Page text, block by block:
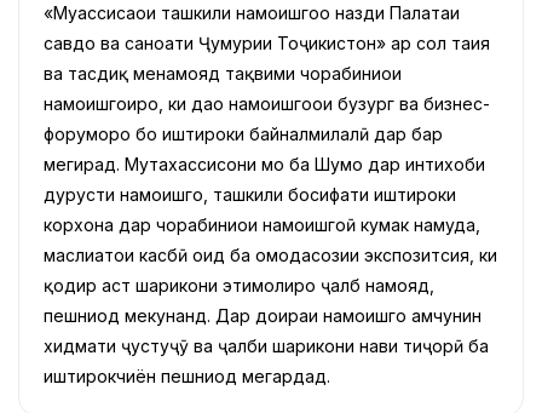
«Муассисаҳои ташкили намоишгоҳҳо назди Палатаи
савдо ва саноати Ҷумҳурии Тоҷикистон» ҳар сол таҳия
ва тасдиқ менамояд тақвими чорабиниҳои
намоишгоҳиро, ки даҳҳо намоишгоҳҳои бузург ва бизнес-
форумҳоро бо иштироки байналмилалӣ дар бар
мегирад. Мутахассисони мо ба Шумо дар интихоби
дурусти намоишгоҳ, ташкили босифати иштироки
корхона дар чорабиниҳои намоишгоҳӣ кумак намуда,
маслиҳатҳои касбӣ оид ба омодасозии экспозитсия, ки
қодир аст шарикони эҳтимолиро ҷалб намояд,
пешниҳод мекунанд. Дар доираи намоишгоҳ ҳамчунин
хидмати ҷустуҷӯ ва ҷалби шарикони нави тиҷорӣ ба
иштирокчиён пешниҳод мегардад.